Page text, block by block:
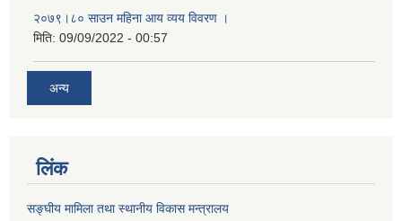
२०७९।८० साउन महिना आय व्यय विवरण ।
मिति: 09/09/2022 - 00:57
अन्य
लिंक
सङ्घीय मामिला तथा स्थानीय विकास मन्त्रालय